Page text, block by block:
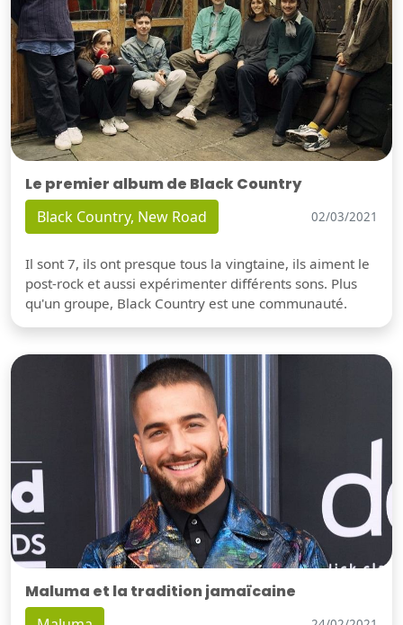
Le premier album de Black Country
Black Country, New Road 02/03/2021
Il sont 7, ils ont presque tous la vingtaine, ils aiment le
post-rock et aussi expérimenter différents sons. Plus
qu'un groupe, Black Country est une communauté.
Maluma et la tradition jamaïcaine